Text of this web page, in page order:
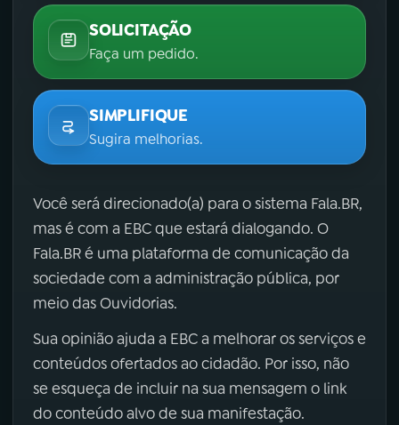
SOLICITAÇÃO
Faça um pedido.
SIMPLIFIQUE
Sugira melhorias.
Você será direcionado(a) para o sistema Fala.BR,
mas é com a EBC que estará dialogando. O
Fala.BR é uma plataforma de comunicação da
sociedade com a administração pública, por
meio das Ouvidorias.
Sua opinião ajuda a EBC a melhorar os serviços e
conteúdos ofertados ao cidadão. Por isso, não
se esqueça de incluir na sua mensagem o link
do conteúdo alvo de sua manifestação.